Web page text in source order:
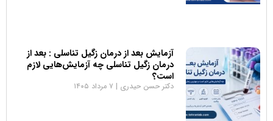
آزمایش بعد از درمان زگیل تناسلی : بعد از
درمان زگیل تناسلی چه آزمایش‌هایی لازم
است؟
دکتر حسن حیدری ۷ مرداد ۱۴۰۵